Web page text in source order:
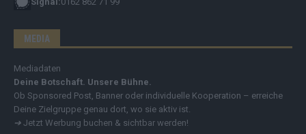
MEDIA
Mediadaten
Deine Botschaft. Unsere Bühne.
Ob Sponsored Post, Banner oder individuelle Kooperation – erreiche
Deine Zielgruppe genau dort, wo sie aktiv ist.
➔ Jetzt Werbung buchen & sichtbar werden!